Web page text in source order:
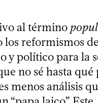
al término
reformismos
y político para la
no sé hasta
menos análisis